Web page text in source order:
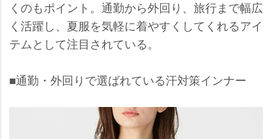
くのもポイント。通勤から外回り、旅行まで幅広
く活躍し、夏服を気軽に着やすくしてくれるアイ
テムとして注目されている。
■通勤・外回りで選ばれている汗対策インナー